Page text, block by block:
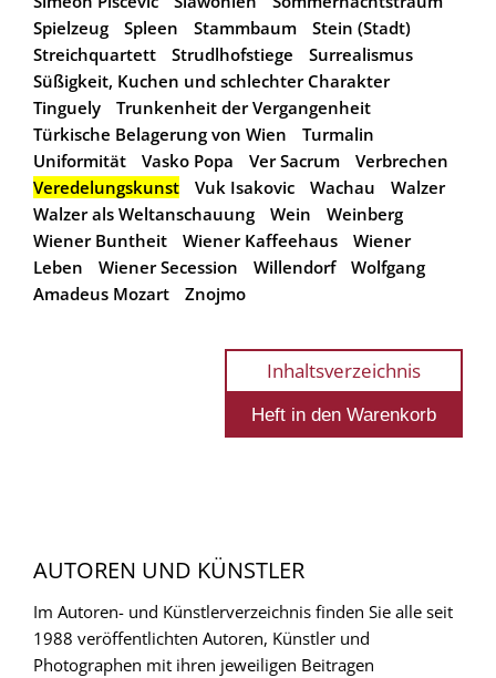
Spielzeug
Spleen Stammbaum
Stein (Stadt)
Streichquartett
Strudlhofstiege
Surrealismus
Süßigkeit, Kuchen und schlechter Charakter
Tinguely
Trunkenheit der Vergangenheit
Türkische Belagerung von Wien
Turmalin
Uniformität
Vasko Popa Ver Sacrum
Verbrechen
Veredelungskunst
Vuk Isakovic Wachau
Walzer
Walzer als Weltanschauung
Wein
Weinberg
Wiener Buntheit
Wiener Kaffeehaus
Wiener
Leben
Wiener Secession Willendorf
Wolfgang
Amadeus Mozart
Znojmo
Inhaltsverzeichnis
AUTOREN UND KÜNSTLER
Im Autoren- und Künstlerverzeichnis finden Sie alle seit
1988 veröffentlichten Autoren, Künstler und
Photographen mit ihren jeweiligen Beitragen